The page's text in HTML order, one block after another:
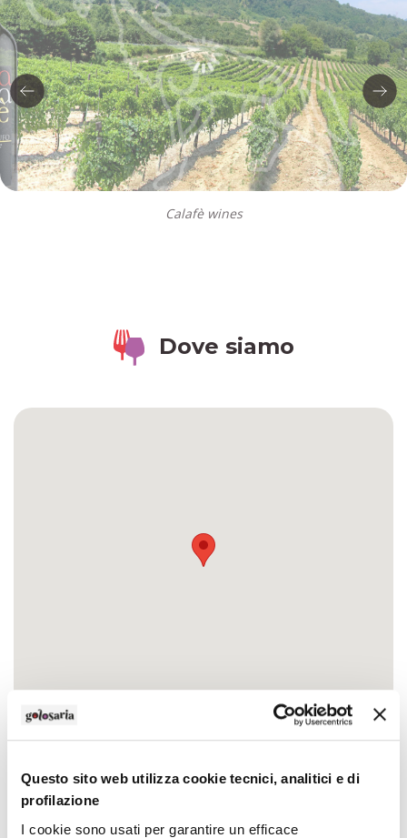
Questo sito web utilizza cookie tecnici, analitici e di
profilazione
I cookie sono usati per garantire un efficace
Calafè wines
Dove siamo
Indirizzo
loc. Vigna - viale dei Fiori